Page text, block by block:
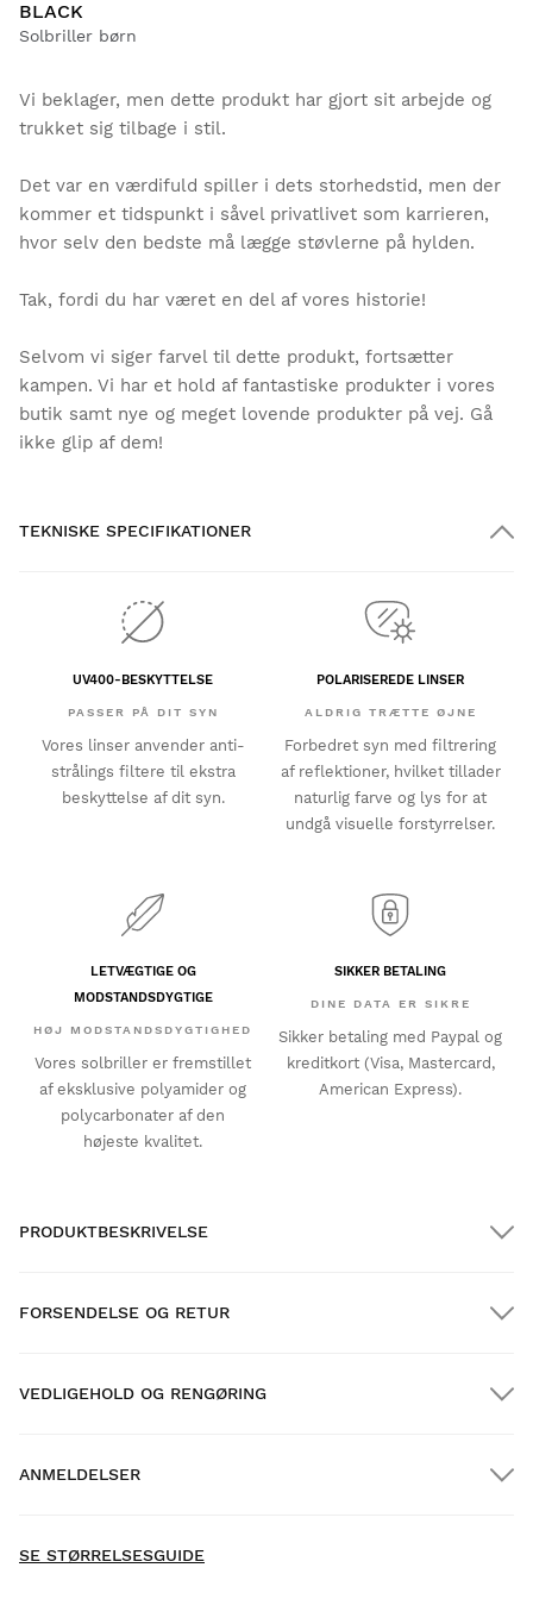
BLACK
Solbriller børn
Vi beklager, men dette produkt har gjort sit arbejde og
trukket sig tilbage i stil.
Det var en værdifuld spiller i dets storhedstid, men der
kommer et tidspunkt i såvel privatlivet som karrieren,
hvor selv den bedste må lægge støvlerne på hylden.
Tak, fordi du har været en del af vores historie!
Selvom vi siger farvel til dette produkt, fortsætter
kampen. Vi har et hold af fantastiske produkter i vores
butik samt nye og meget lovende produkter på vej. Gå
ikke glip af dem!
TEKNISKE SPECIFIKATIONER
UV400-BESKYTTELSE
PASSER PÅ DIT SYN
Vores linser anvender anti-
strålings filtere til ekstra
beskyttelse af dit syn.
POLARISEREDE LINSER
ALDRIG TRÆTTE ØJNE
Forbedret syn med filtrering
af reflektioner, hvilket tillader
naturlig farve og lys for at
undgå visuelle forstyrrelser.
LETVÆGTIGE OG
MODSTANDSDYGTIGE
HØJ MODSTANDSDYGTIGHED
Vores solbriller er fremstillet
af eksklusive polyamider og
polycarbonater af den
højeste kvalitet.
SIKKER BETALING
DINE DATA ER SIKRE
Sikker betaling med Paypal og
kreditkort (Visa, Mastercard,
American Express).
PRODUKTBESKRIVELSE
FORSENDELSE OG RETUR
Hjemmelevering over $300.00
VEDLIGEHOLD OG RENGØRING
ANMELDELSER
Baseret på 10 anmeldelser
SE STØRRELSESGUIDE